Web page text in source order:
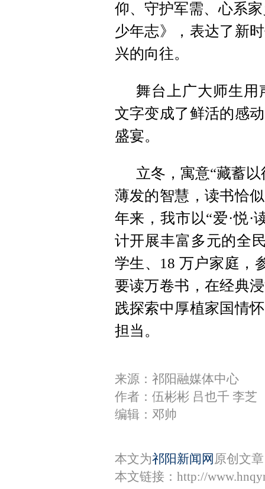
仰、守护军需、心系
少年志》，表达了新
兴的向往。
舞台上广大师生
文字变成了鲜活的感
盛宴。
立冬，寓意“藏蓄
薄发的智慧，读书恰
年来，我市以“爱·悦·
计开展丰富多元的全
学生、18 万户家庭，
要读万卷书，在经典
践探索中厚植家国情
担当。
来源：祁阳融媒体中心
作者：伍彬彬 吕也千 李芝
编辑：邓帅
本文为祁阳新闻网 原创文
本文链接： http://